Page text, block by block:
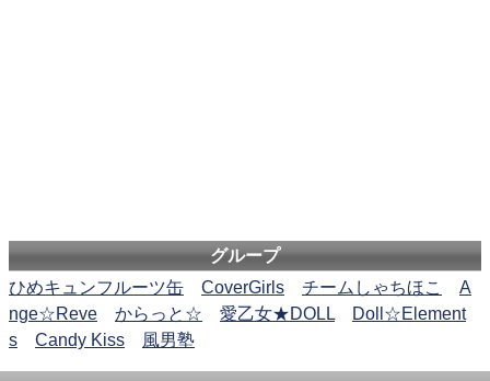
グループ
ひめキュンフルーツ缶
CoverGirls チームしゃちほこ
A
nge☆Reve
からっと☆ 愛乙女★DOLL
Doll☆Element
s
Candy Kiss 風男塾